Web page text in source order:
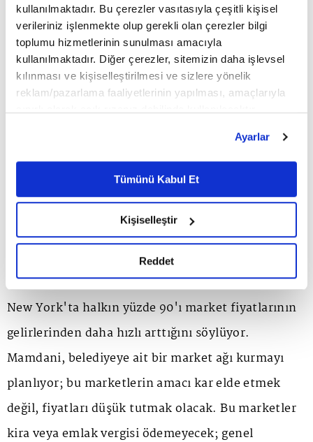
kullanılmaktadır. Bu çerezler vasıtasıyla çeşitli kişisel
verileriniz işlenmekte olup gerekli olan çerezler bilgi
toplumu hizmetlerinin sunulması amacıyla
kullanılmaktadır. Diğer çerezler, sitemizin daha işlevsel
kılınması ve kişiselleştirilmesi ve sizlere yönelik
reklam/pazarlama faaliyetlerinin yapılması, amaçlarıyla
belirleyebilirsiniz. Çerezlere ilişkin detaylı bilgi için
Ayarlar butonuna tıklayabilir,Çerez Bilgilendirme
Metnimizi ziyaret edebilirsiniz.
6698 sayılı Kişisel Verilerin Korunması Kanunu uyarınca
okumak ve sitemizi ziyaretiniz kapsamında
gerçekleştirilen veri işleme faaliyetleri ile ilgili daha
detaylı bilgi almak için lütfentıklayınız.
Ayarlar
Tümünü Kabul Et
Kişiselleştir
Reddet
kaybetmesine yol açıyor; tapu hırsızlığı tüm
toplulukları yerinden ediyor. Mamdani belediye
başkanı olarak bunu düzeltmek için yeni bir Tapu
Hırsızlığı Önleme Ofisi kuracak. Emlak vergisi
sistemini değiştirerek şehrin en zengin
mahallelerinin yapacağı ödemeleri artıracak. Ve
vergi alacakları satışını, yani hacizleri
sonlandıracak.
GEÇİM
Gıda fiyatlarının kontrolden çıkmasından ötürü
New York'ta halkın yüzde 90'ı market fiyatlarının
gelirlerinden daha hızlı arttığını söylüyor.
Mamdani, belediyeye ait bir market ağı kurmayı
planlıyor; bu marketlerin amacı kar elde etmek
değil, fiyatları düşük tutmak olacak. Bu marketler
kira veya emlak vergisi ödemeyecek; genel